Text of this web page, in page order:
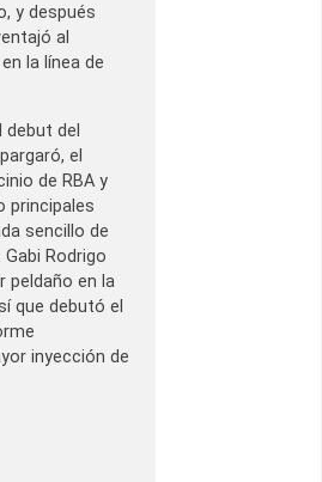
y después
al
la línea de
del
el
de RBA y
principales
sencillo de
Rodrigo
peldaño en la
que debutó el
inyección de